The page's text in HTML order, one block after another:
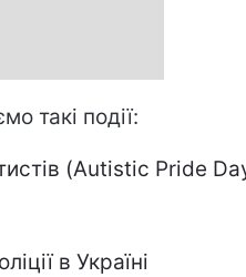
такі події:
(Autistic Pride
в Україні